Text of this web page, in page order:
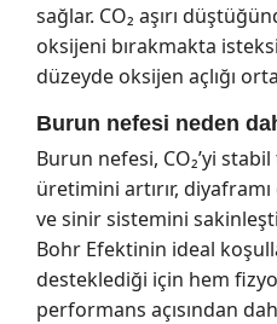
sağlar. CO₂ aşırı
oksijeni bırakmakta
düzeyde oksijen açlığı
Burun nefesi neden
Burun nefesi, CO₂’yi
üretimini artırır,
ve sinir sistemini
Bohr Efektinin ideal
desteklediği için hem
performans açısından